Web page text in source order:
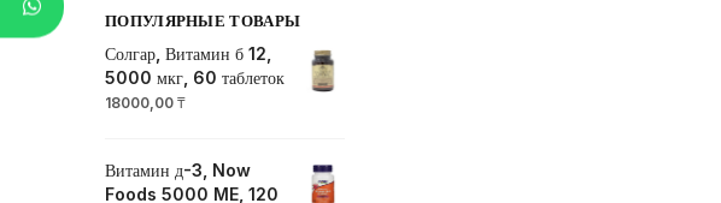
ПОПУЛЯРНЫЕ ТОВАРЫ
Солгар, Витамин б 12,
5000 мкг, 60 таблеток
18000,00 ₸
Витамин д-3, Now
Foods 5000 ME, 120